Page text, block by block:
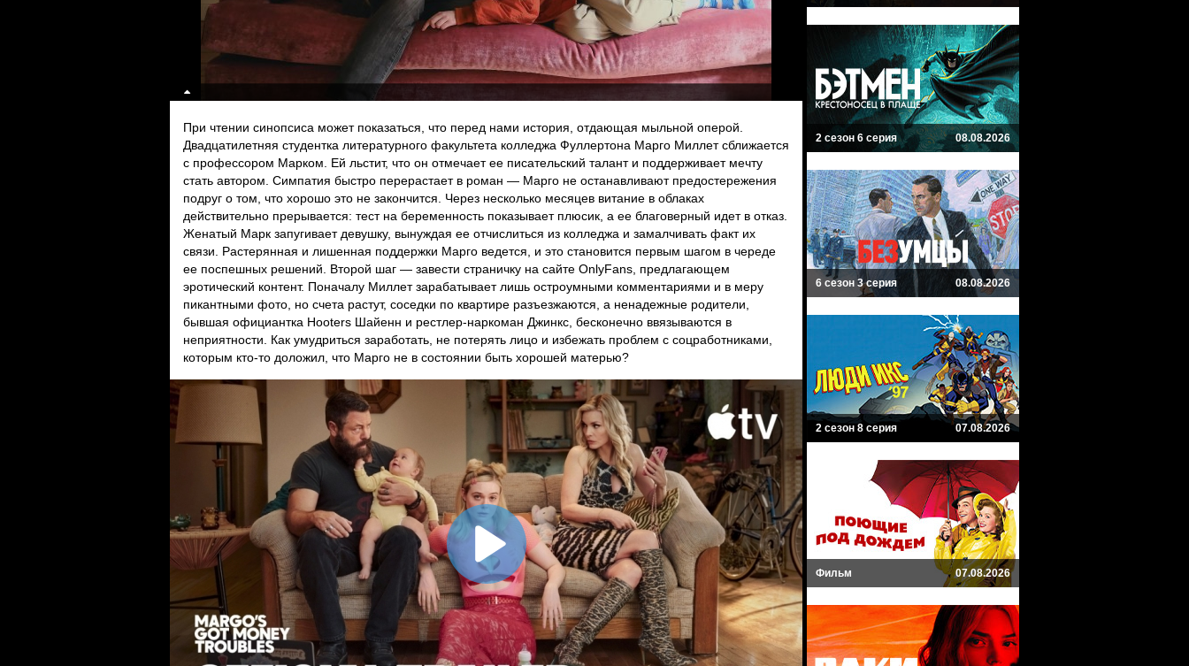
При чтении синопсиса может показаться, что перед нами история, отдающая мыльной оперой.
Двадцатилетняя студентка литературного факультета колледжа Фуллертона Марго Миллет сближается
с профессором Марком. Ей льстит, что он отмечает ее писательский талант и поддерживает мечту
стать автором. Симпатия быстро перерастает в роман — Марго не останавливают предостережения
подруг о том, что хорошо это не закончится. Через несколько месяцев витание в облаках
действительно прерывается: тест на беременность показывает плюсик, а ее благоверный идет в отказ.
Женатый Марк запугивает девушку, вынуждая ее отчислиться из колледжа и замалчивать факт их
связи. Растерянная и лишенная поддержки Марго ведется, и это становится первым шагом в череде
ее поспешных решений. Второй шаг — завести страничку на сайте OnlyFans, предлагающем
эротический контент. Поначалу Миллет зарабатывает лишь остроумными комментариями и в меру
пикантными фото, но счета растут, соседки по квартире разъезжаются, а ненадежные родители,
бывшая официантка Hooters Шайенн и рестлер-наркоман Джинкс, бесконечно ввязываются в
неприятности. Как умудриться заработать, не потерять лицо и избежать проблем с соцработниками,
которым кто-то доложил, что Марго не в состоянии быть хорошей матерью?
2 сезон 6 серия 08.08.2026
6 сезон 3 серия 08.08.2026
2 сезон 8 серия 07.08.2026
Фильм 07.08.2026